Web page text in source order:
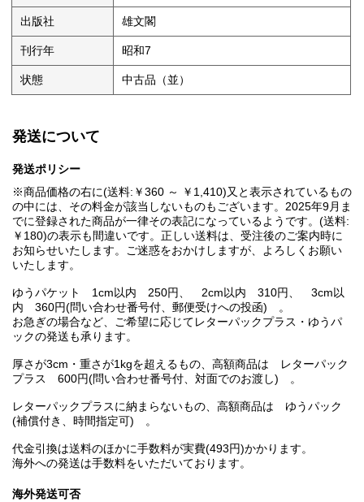
出版社 雄文閣
刊行年 昭和7
状態 中古品（並）
発送について
発送ポリシー
※商品価格の右に(送料:￥360 ～ ￥1,410)又と表示されているもの
の中には、その料金が該当しないものもございます。2025年9月ま
でに登録された商品が一律その表記になっているようです。(送料:
￥180)の表示も間違いです。正しい送料は、受注後のご案内時に
お知らせいたします。ご迷惑をおかけしますが、よろしくお願い
いたします。
ゆうパケット 1cm以内 250円、 2cm以内 310円、 3cm以
内 360円(問い合わせ番号付、郵便受けへの投函) 。
お急ぎの場合など、ご希望に応じてレターパックプラス・ゆうパ
ックの発送も承ります。
厚さが3cm・重さが1kgを超えるもの、高額商品は レターパック
プラス 600円(問い合わせ番号付、対面でのお渡し) 。
レターパックプラスに納まらないもの、高額商品は ゆうパック
(補償付き、時間指定可) 。
代金引換は送料のほかに手数料が実費(493円)かかります。
海外への発送は手数料をいただいております。
海外発送可否